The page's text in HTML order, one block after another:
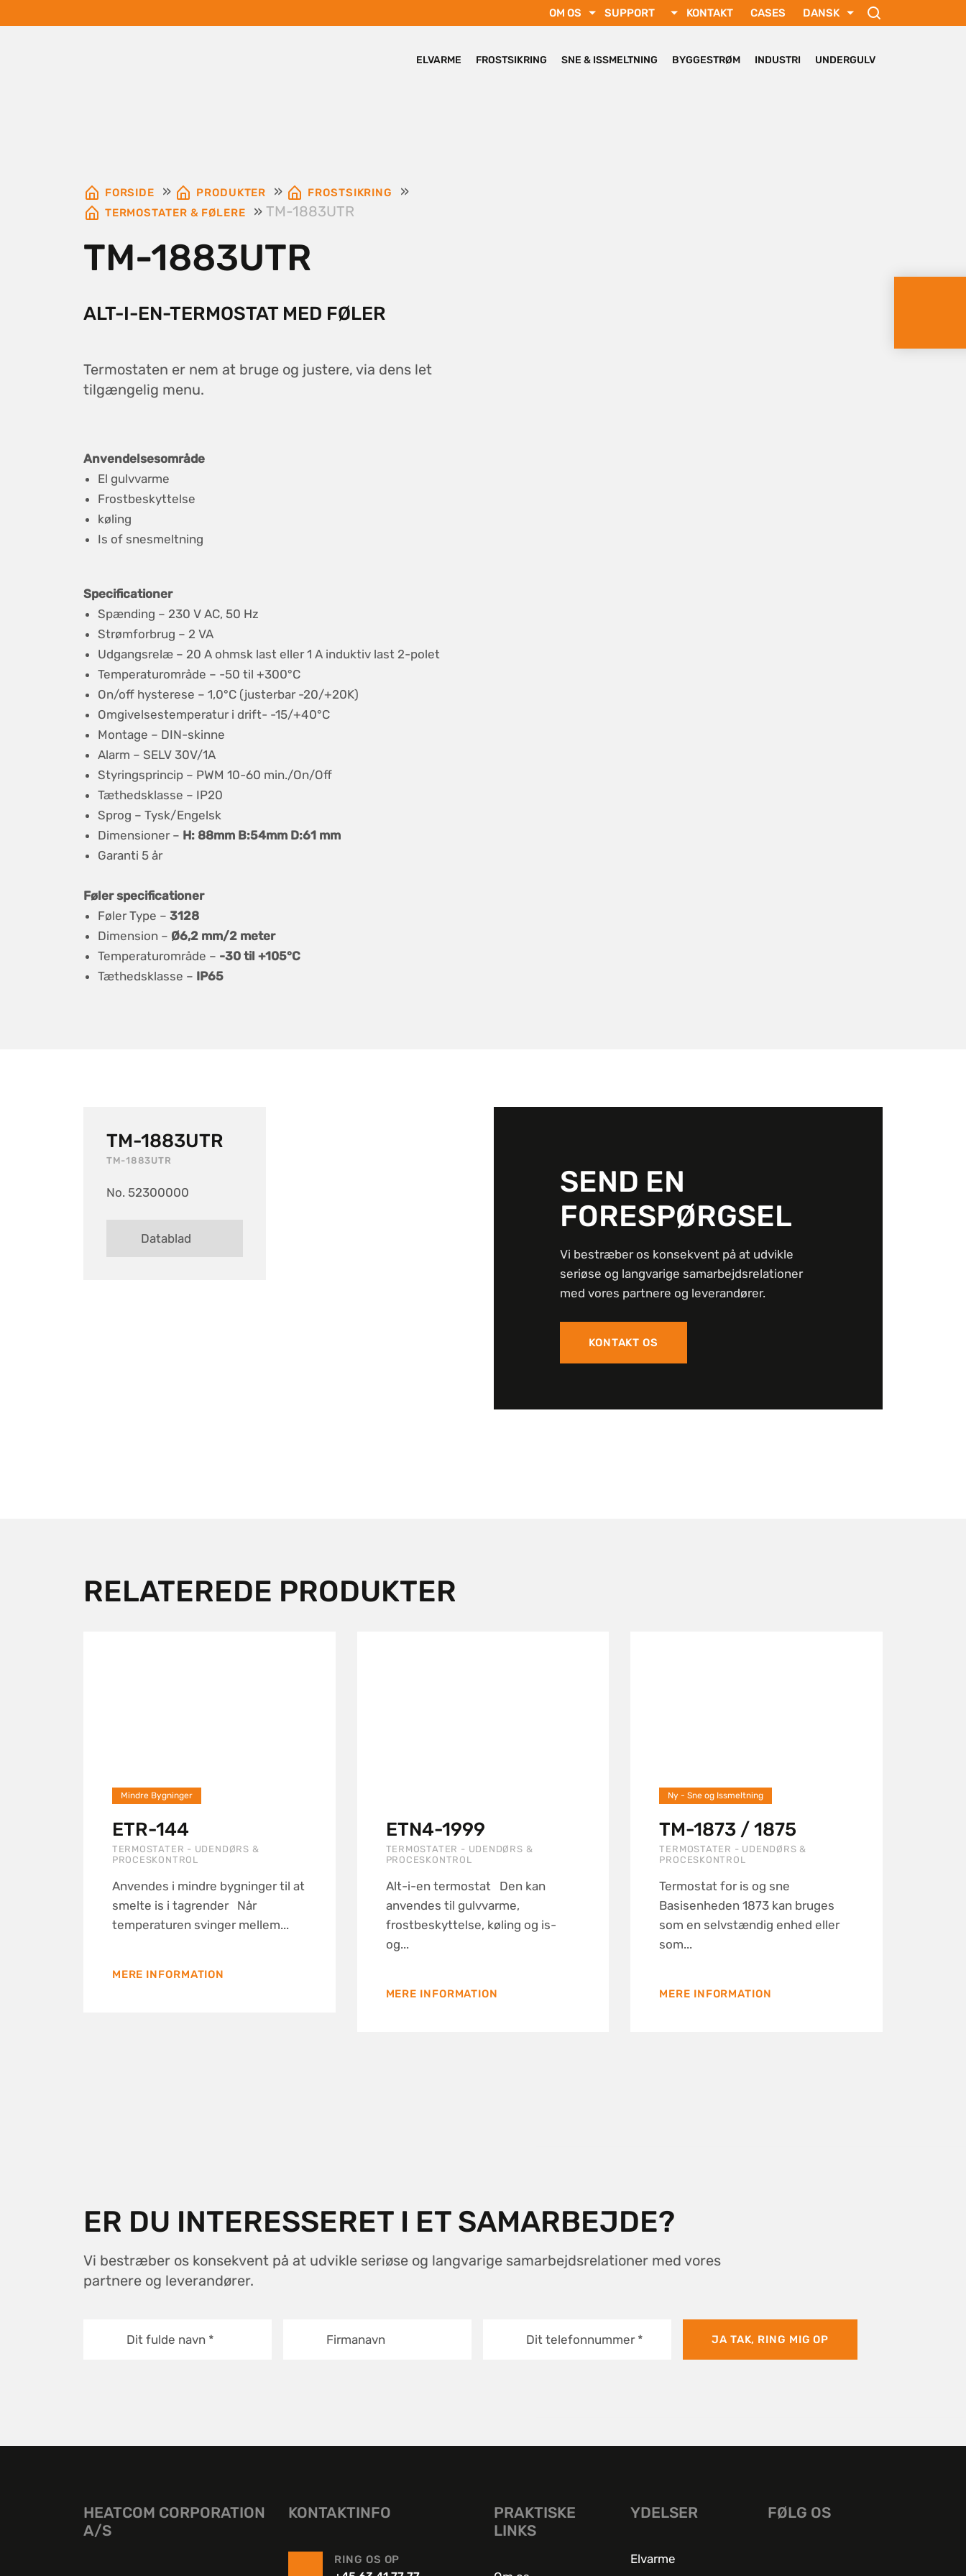
OM OS SUPPORT KONTAKT CASES DANSK
РУССКИЙ
ELVARME FROSTSIKRING SNE & ISSMELTNING BYGGESTRØM INDUSTRI UNDERGULV
FORSIDE » PRODUKTER » FROSTSIKRING »
TERMOSTATER & FØLERE » TM-1883UTR
TM-1883UTR
ALT-I-EN-TERMOSTAT MED FØLER
Termostaten er nem at bruge og justere, via dens let
tilgængelig menu.
Anvendelsesområde
El gulvvarme
Frostbeskyttelse
køling
Is of snesmeltning
Specificationer
Spænding – 230 V AC, 50 Hz
Strømforbrug – 2 VA
Udgangsrelæ – 20 A ohmsk last eller 1 A induktiv last 2-polet
Temperaturområde – -50 til +300°C
On/off hysterese – 1,0°C (justerbar -20/+20K)
Omgivelsestemperatur i drift- -15/+40°C
Montage – DIN-skinne
Alarm – SELV 30V/1A
Styringsprincip – PWM 10-60 min./On/Off
Tæthedsklasse – IP20
Sprog – Tysk/Engelsk
Dimensioner – H: 88mm B:54mm D:61 mm
Garanti 5 år
Føler specificationer
Føler Type – 3128
Dimension – Ø6,2 mm/2 meter
Temperaturområde – -30 til +105°C
Tæthedsklasse – IP65
TM-1883UTR
TM-1883UTR
No. 52300000
Datablad
SEND EN
FORESPØRGSEL
Vi bestræber os konsekvent på at udvikle
seriøse og langvarige samarbejdsrelationer
med vores partnere og leverandører.
KONTAKT OS
RELATEREDE PRODUKTER
Mindre Bygninger
ETR-144
TERMOSTATER - UDENDØRS &
PROCESKONTROL
Anvendes i mindre bygninger til at
smelte is i tagrender Når
temperaturen svinger mellem...
MERE INFORMATION
ETN4-1999
TERMOSTATER - UDENDØRS &
PROCESKONTROL
Alt-i-en termostat Den kan
anvendes til gulvvarme,
frostbeskyttelse, køling og is-
og...
MERE INFORMATION
Ny - Sne og Issmeltning
TM-1873 / 1875
TERMOSTATER - UDENDØRS &
PROCESKONTROL
Termostat for is og sne
Basisenheden 1873 kan bruges
som en selvstændig enhed eller
som...
MERE INFORMATION
ER DU INTERESSERET I ET SAMARBEJDE?
Vi bestræber os konsekvent på at udvikle seriøse og langvarige samarbejdsrelationer med vores
partnere og leverandører.
Dit fulde navn * Firmanavn Dit telefonnummer * JA TAK, RING MIG OP
HEATCOM CORPORATION
A/S
KONTAKTINFO
RING OS OP
PRAKTISKE
LINKS
YDELSER
Elvarme
FØLG OS